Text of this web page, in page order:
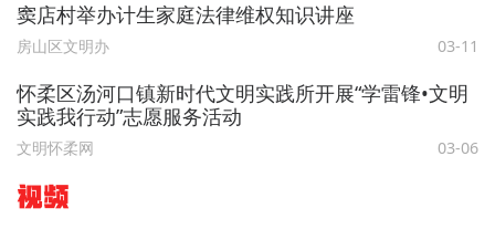
窦店村举办计生家庭法律维权知识讲座
房山区文明办 03-11
怀柔区汤河口镇新时代文明实践所开展“学雷锋•文明
实践我行动”志愿服务活动
文明怀柔网 03-06
视频